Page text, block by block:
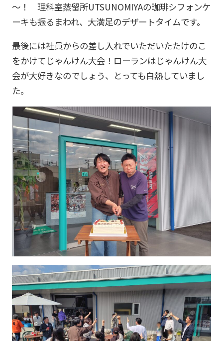
～！ 理科室蒸留所UTSUNOMIYAの珈琲シフォンケ
ーキも振るまわれ、大満足のデザートタイムです。
最後には社員からの差し入れでいただいたたけのこ
をかけてじゃんけん大会！ローランはじゃんけん大
会が大好きなのでしょう、とっても白熱していまし
た。